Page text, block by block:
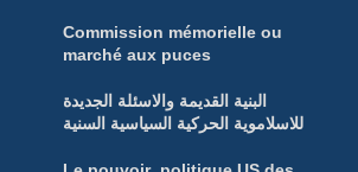
Commission mémorielle ou
marché aux puces
البنية القديمة والاسئلة الجديدة
للاسلاموية الحركية السياسية السنية